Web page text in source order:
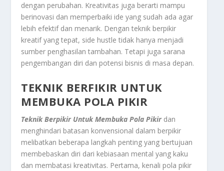
dengan perubahan. Kreativitas juga berarti mampu
berinovasi dan memperbaiki ide yang sudah ada agar
lebih efektif dan menarik. Dengan teknik berpikir
kreatif yang tepat, side hustle tidak hanya menjadi
sumber penghasilan tambahan. Tetapi juga sarana
pengembangan diri dan potensi bisnis di masa depan.
TEKNIK BERFIKIR UNTUK
MEMBUKA POLA PIKIR
Teknik Berpikir Untuk Membuka Pola Pikirdan
menghindari batasan konvensional dalam berpikir
melibatkan beberapa langkah penting yang bertujuan
membebaskan diri dari kebiasaan mental yang kaku
dan membatasi kreativitas. Pertama, kenali pola pikir